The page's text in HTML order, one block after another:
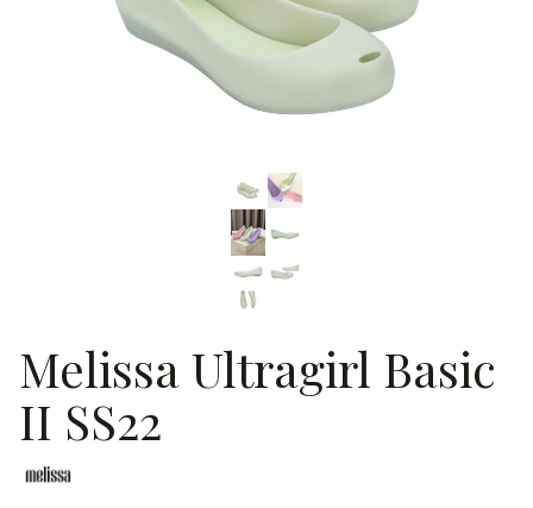
Melissa Ultragirl Basic
II SS22